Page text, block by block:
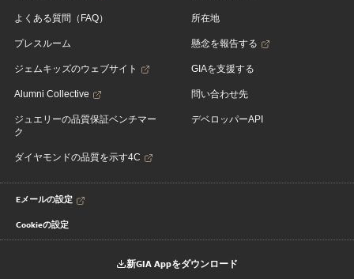
よくある質問（FAQ）
プレスルーム
ジェムキッズのウェブサイト
Alumni Collective
ジュエリーの品質保証ベンチマー
ク
ダイヤモンドの品質を示す4C
所在地
懸念を報告する
GIAを支援する
問い合わせ先
デベロッパーAPI
Eメールの設定
Cookieの設定
新GIA Appをダウンロード